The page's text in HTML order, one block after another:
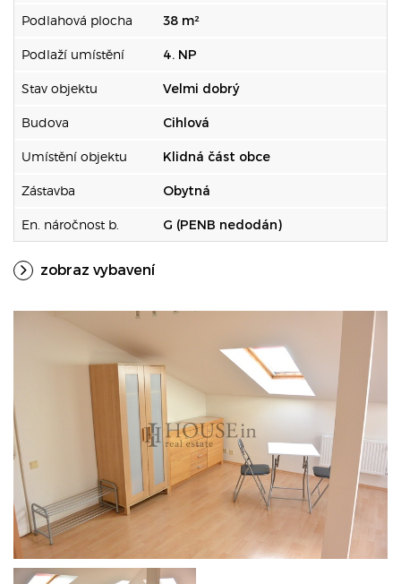
Podlahová plocha 38 m²
Podlaží umístění 4. NP
Stav objektu Velmi dobrý
Budova Cihlová
Umístění objektu Klidná část obce
Zástavba Obytná
En. náročnost b. G (PENB nedodán)
zobraz vybavení